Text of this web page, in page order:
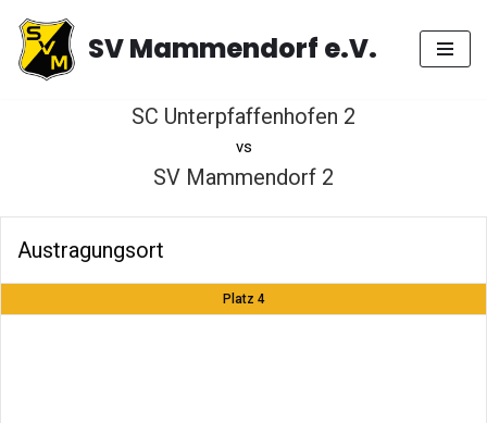
Zum
Inhalt
SV Mammendorf e.V.
SC Unterpfaffenhofen 2
vs
SV Mammendorf 2
Austragungsort
Platz 4